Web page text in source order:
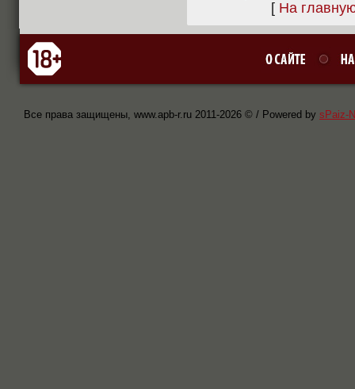
[ На
Все права защищены, www.apb-r.ru 2011-2026 © / Powered by sPaiz-